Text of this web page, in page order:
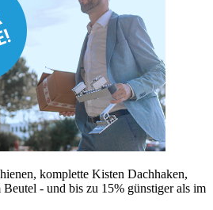
komplette Kisten Dachhaken,
- und bis zu 15% günstiger als im